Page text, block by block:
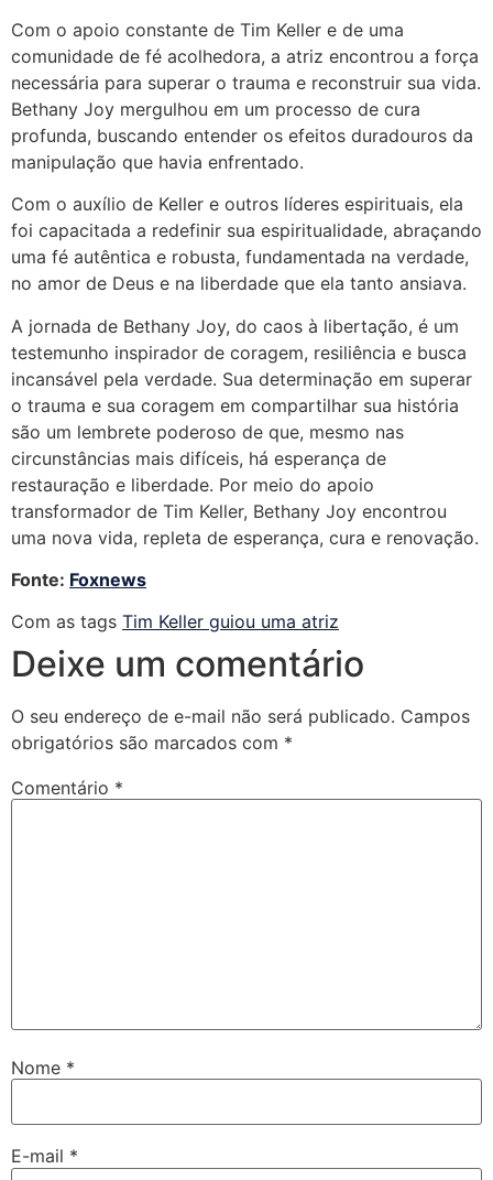
Com o apoio constante de Tim Keller e de uma
comunidade de fé acolhedora, a atriz encontrou a força
necessária para superar o trauma e reconstruir sua vida.
Bethany Joy mergulhou em um processo de cura
profunda, buscando entender os efeitos duradouros da
manipulação que havia enfrentado.
Com o auxílio de Keller e outros líderes espirituais, ela
foi capacitada a redefinir sua espiritualidade, abraçando
uma fé autêntica e robusta, fundamentada na verdade,
no amor de Deus e na liberdade que ela tanto ansiava.
A jornada de Bethany Joy, do caos à libertação, é um
testemunho inspirador de coragem, resiliência e busca
incansável pela verdade. Sua determinação em superar
o trauma e sua coragem em compartilhar sua história
são um lembrete poderoso de que, mesmo nas
circunstâncias mais difíceis, há esperança de
restauração e liberdade. Por meio do apoio
transformador de Tim Keller, Bethany Joy encontrou
uma nova vida, repleta de esperança, cura e renovação.
Fonte: Foxnews
Com as tags Tim Keller guiou uma atriz
Deixe um comentário
O seu endereço de e-mail não será publicado. Campos
obrigatórios são marcados com *
Comentário *
Nome *
E-mail *